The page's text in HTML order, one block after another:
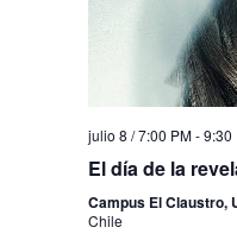
julio 8 / 7:00 PM-9:30
El día de la
Campus El Claustro,
Chile